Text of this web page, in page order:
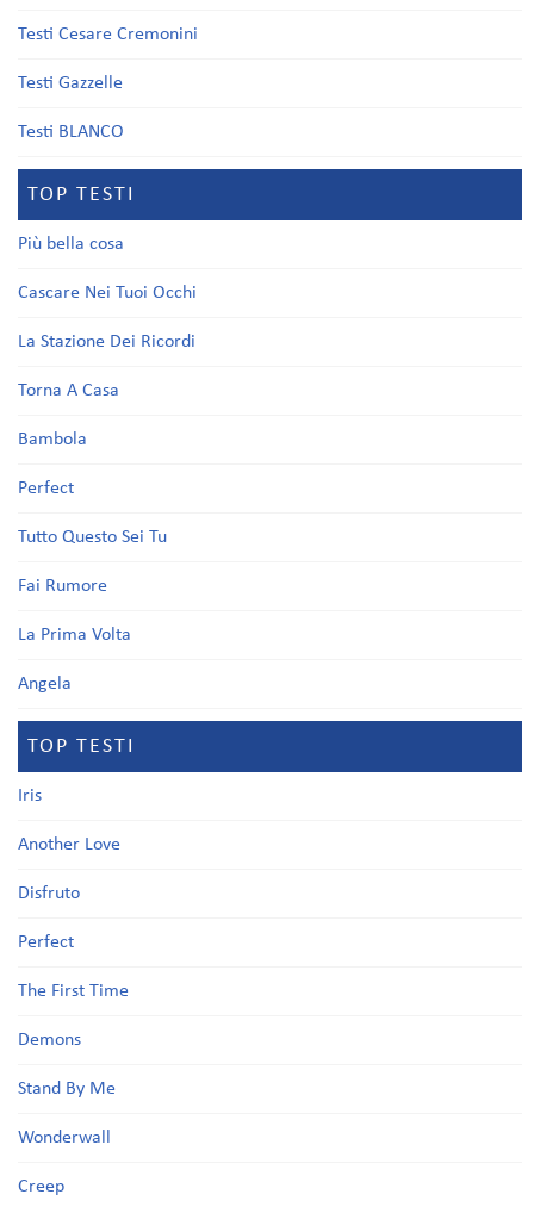
Testi Cesare Cremonini
Testi Gazzelle
Testi BLANCO
TOP TESTI
Più bella cosa
Cascare Nei Tuoi Occhi
La Stazione Dei Ricordi
Torna A Casa
Bambola
Perfect
Tutto Questo Sei Tu
Fai Rumore
La Prima Volta
Angela
TOP TESTI
Iris
Another Love
Disfruto
Perfect
The First Time
Demons
Stand By Me
Wonderwall
Creep